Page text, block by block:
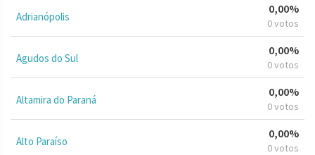
Adrianópolis
0,00%
0 votos
Agudos do Sul
0,00%
0 votos
Altamira do Paraná
0,00%
0 votos
Alto Paraíso
0,00%
0 votos